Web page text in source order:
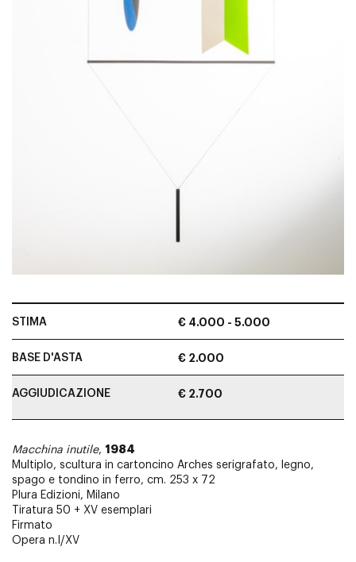
STIMA € 4.000 - 5.000
BASE D'ASTA € 2.000
AGGIUDICAZIONE € 2.700
Macchina inutile, 1984
Multiplo, scultura in cartoncino Arches serigrafato, legno,
spago e tondino in ferro, cm. 253 x 72
Plura Edizioni, Milano
Tiratura 50 + XV esemplari
Firmato
Opera n.I/XV